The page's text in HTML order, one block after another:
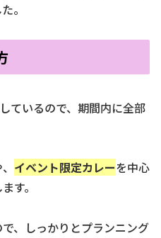
。
ているので、期間内に全部
イベント限定カレーを中心
す。
、しっかりとプランニング